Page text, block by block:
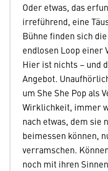
Oder etwas, das
irreführend, eine
Bühne finden sich
endlosen Loop einer
Hier ist nichts – und
Angebot.
um She She Pop als
Wirklichkeit, immer
nach etwas, dem sie
beimessen können,
verramschen.
noch mit ihren